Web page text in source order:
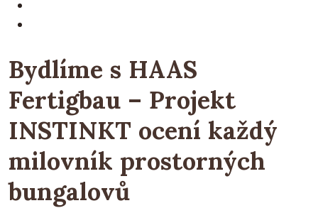
Bydlíme s HAAS
Fertigbau – Projekt
INSTINKT ocení každý
milovník prostorných
bungalovů